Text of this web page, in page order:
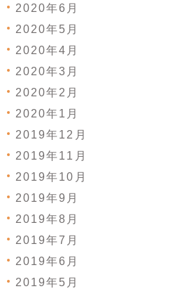
2020年6月
2020年5月
2020年4月
2020年3月
2020年2月
2020年1月
2019年12月
2019年11月
2019年10月
2019年9月
2019年8月
2019年7月
2019年6月
2019年5月